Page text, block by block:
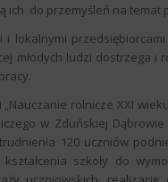
ich do przemyśleń na temat
i lokalnymi
młodych ludzi dostrzega
rolnicze XXI
w Zduńskiej
120 uczniów
szkoły do